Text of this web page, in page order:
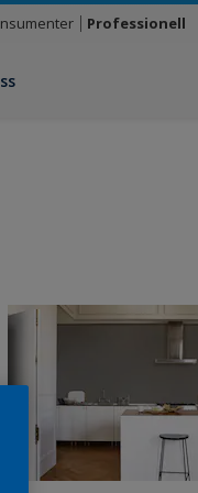
Professionell